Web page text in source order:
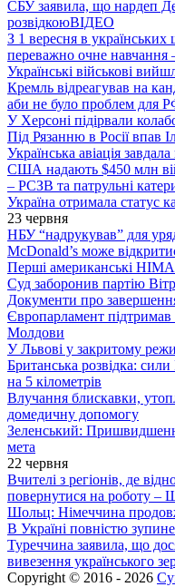
СБУ заявила, що нардеп
розвідкоюВІДЕО
З 1 вересня в
переважно очне
Українські військові
Кремль відреагував на
аби не було проблем для
У Херсоні підірвали
Під Рязанню в Росії впав
Українська авіація
США надають $450 млн
– РСЗВ та патрульні
Україна отримала статус
23 червня
НБУ “надрукував” для
McDonald’s може
Перші американські
Суд заборонив партію
Документи про
Європарламент підтримав
Молдови
У Львові у закритому
Британська розвідка:
на 5 кілометрів
Влучання блискавки,
домедичну допомогу
Зеленський:
мета
22 червня
Вчителі з регіонів, де
повернутися на роботу –
Шольц: Німеччина
В Україні повністю
Туреччина заявила, що
вивезення українського
Copyright © 2016 - 2026